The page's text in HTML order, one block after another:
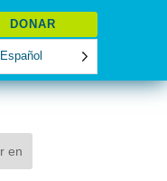
DONAR
Español